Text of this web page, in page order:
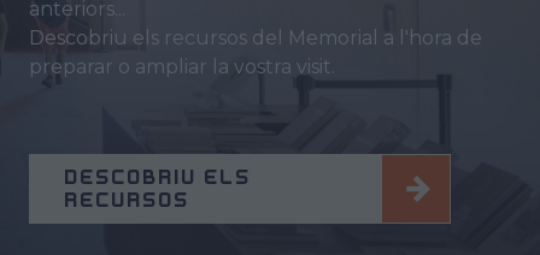
anteriors...
Descobriu els recursos del Memorial a l'hora de
preparar o ampliar la vostra visit.
DESCOBRIU ELS
RECURSOS